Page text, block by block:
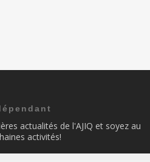
actualités de l'AJIQ et soyez au
activités!